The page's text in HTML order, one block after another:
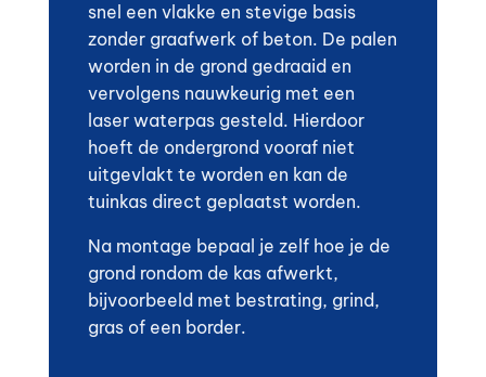
snel een vlakke en stevige basis
zonder graafwerk of beton. De palen
worden in de grond gedraaid en
vervolgens nauwkeurig met een
laser waterpas gesteld. Hierdoor
hoeft de ondergrond vooraf niet
uitgevlakt te worden en kan de
tuinkas direct geplaatst worden.
Na montage bepaal je zelf hoe je de
grond rondom de kas afwerkt,
bijvoorbeeld met bestrating, grind,
gras of een border.